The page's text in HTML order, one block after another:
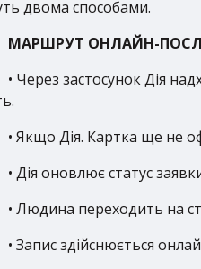
двома способами.
МАРШРУТ ОНЛАЙН-
• Через застосунок Дія
• Якщо Дія. Картка ще не
• Дія оновлює статус
• Людина переходить на
• Запис здійснюється